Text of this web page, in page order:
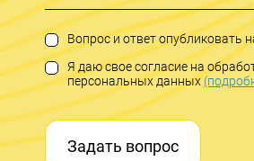
Вопрос и ответ опубликовать
Я даю свое согласие на
персональных данных
Задать вопрос